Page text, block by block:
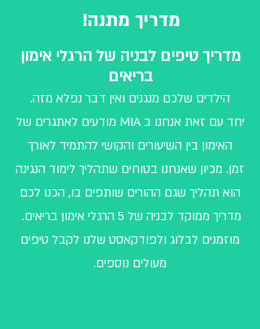
מדריך מתנה!
מדריך טיפים לבניה של הרגלי אימון
בריאים
הילדים שלכם מנגנים ואין דבר נפלא מזה.
יחד עם זאת אנחנו
ב MIA מודעים לאתגרים של
האימון בין השיעורים והקושי להתמיד לאורך
זמן. מכיון שאנחנו בטוחים שתהליך לימוד הנגינה
הוא תהליך שגם ההורים שותפים בו, הכנו לכם
מדריך ממוקד לבניה של 5 הרגלי אימון בריאים.
מוזמנים לבלוג ולפודקאסט שלנו לקבל טיפים
מעולים נוספים.